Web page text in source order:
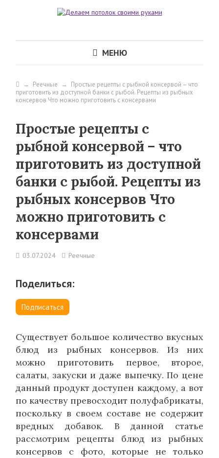
МЕНЮ
→ Реечные →
Простые рецепты с рыбной консервой – что
приготовить из доступной банки с рыбой. Рецепты из рыбных
консервов Что можно приготовить с консервами
Простые рецепты с
рыбной консервой – что
приготовить из доступной
банки с рыбой. Рецепты из
рыбных консервов Что
можно приготовить с
консервами
03.07.2024 Реечные
Поделиться:
Подписаться
Существует большое количество вкусных
блюд из рыбных консервов. Из них
можно приготовить первое, второе,
салаты, закуски и даже выпечку. По цене
данный продукт доступен каждому, а вот
по качеству превосходит полуфабрикаты,
поскольку в своем составе не содержит
вредных добавок. В данной статье
рассмотрим рецепты блюд из рыбных
консервов с фото, которые не только